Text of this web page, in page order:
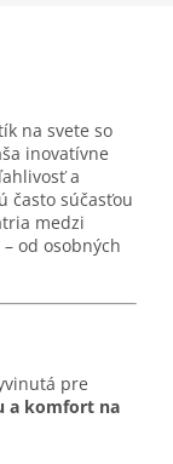
na svete so
inovatívne
a
často súčasťou
medzi
od osobných
pre
a komfort na